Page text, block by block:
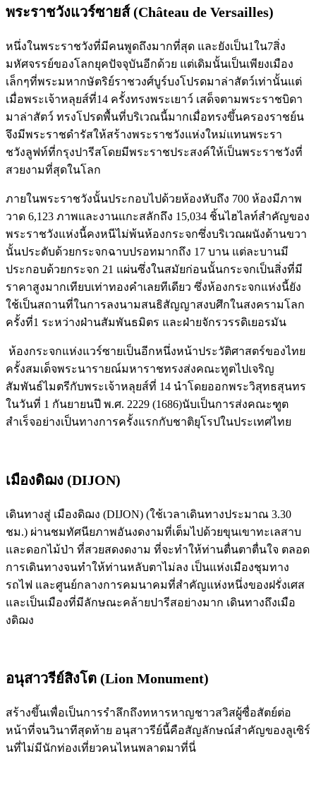
พระราชวังแวร์ซายส์ (Château de Versailles)
หนึ่งในพระราชวังที่มีคนพูดถึงมากที่สุด และยังเป็น1ใน7สิ่ง
มหัศจรรย์ของโลกยุคปัจจุบันอีกด้วย แต่เดิมนั้นเป็นเพียงเมือง
เล็กๆที่พระมหากษัตริย์ราชวงศ์บูร์บงโปรดมาล่าสัตว์เท่านั้นแต่
เมื่อพระเจ้าหลุยส์ที่14 ครั้งทรงพระเยาว์ เสด็จตามพระราชบิดา
มาล่าสัตว์ ทรงโปรดพื้นที่บริเวณนี้มากเมื่อทรงขึ้นครองราชย์น
จึงมีพระราชดำรัสให้สร้างพระราชวังแห่งใหม่แทนพระรา
ชวังลูฟท์ที่กรุงปารีสโดยมีพระราชประสงค์ให้เป็นพระราชวังที่
สวยงามที่สุดในโลก
ภายในพระราชวังนั้นประกอบไปด้วยห้องหับถึง 700 ห้องมีภาพ
วาด 6,123 ภาพและงานแกะสลักถึง 15,034 ชิ้นไฮไลท์สำคัญของ
พระราชวังแห่งนี้คงหนีไม่พ้นห้องกระจกซึ่งบริเวณผนังด้านขวา
นั้นประดับด้วยกระจกฉาบปรอทมากถึง 17 บาน แต่ละบานมี
ประกอบด้วยกระจก 21 แผ่นซึ่งในสมัยก่อนนั้นกระจกเป็นสิ่งที่มี
ราคาสูงมากเทียบเท่าทองคำเลยทีเดียว ซึ่งห้องกระจกแห่งนี้ยัง
ใช้เป็นสถานที่ในการลงนามสนธิสัญญาสงบศึกในสงครามโลก
ครั้งที่1 ระหว่างฝ่านสัมพันธมิตร และฝ่ายจักรวรรดิเยอรมัน
ห้องกระจกแห่งแวร์ซายเป็นอีกหนึ่งหน้าประวัติศาสตร์ของไทย
ครั้งสมเด็จพระนารายณ์มหาราชทรงส่งคณะทูตไปเจริญ
สัมพันธ์ไมตรีกับพระเจ้าหลุยส์ที่ 14 นำโดยออกพระวิสุทธสุนทร
ในวันที่ 1 กันยายนปี พ.ศ. 2229 (1686)นับเป็นการส่งคณะฑูต
สำเร็จอย่างเป็นทางการครั้งแรกกับชาติยุโรปในประเทศไทย
เมืองดิฌง (DIJON)
เดินทางสู่ เมืองดิฌง (DIJON) (ใช้เวลาเดินทางประมาณ 3.30
ชม.) ผ่านชมทัศนียภาพอันงดงามที่เต็มไปด้วยขุนเขาทะเลสาบ
และดอกไม้ป่า ที่สวยสดงดงาม ที่จะทำให้ท่านตื่นตาตื่นใจ ตลอด
การเดินทางจนทำให้ท่านหลับตาไม่ลง เป็นแห่งเมืองชุมทาง
รถไฟ และศูนย์กลางการคมนาคมที่สำคัญแห่งหนึ่งของฝรั่งเศส
และเป็นเมืองที่มีลักษณะคล้ายปารีสอย่างมาก เดินทางถึงเมือ
งดิฌง
อนุสาวรีย์สิงโต (Lion Monument)
สร้างขึ้นเพื่อเป็นการรำลึกถึงทหารหาญชาวสวิสผู้ซื่อสัตย์ต่อ
หน้าที่จนวินาทีสุดท้าย อนุสาวรีย์นี้คือสัญลักษณ์สำคัญของลูเซิร์
นที่ไม่มีนักท่องเที่ยวคนไหนพลาดมาที่นี่